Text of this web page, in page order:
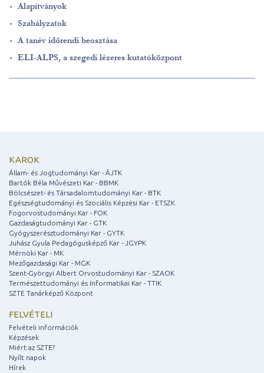
Alapítványok
Szabályzatok
A tanév időrendi beosztása
ELI-ALPS, a szegedi lézeres kutatóközpont
KAROK
Állam- és Jogtudományi Kar - ÁJTK
Bartók Béla Művészeti Kar - BBMK
Bölcsészet- és Társadalomtudományi Kar - BTK
Egészségtudományi és Szociális Képzési Kar - ETSZK
Fogorvostudományi Kar - FOK
Gazdaságtudományi Kar - GTK
Gyógyszerésztudományi Kar - GYTK
Juhász Gyula Pedagógusképző Kar - JGYPK
Mérnöki Kar - MK
Mezőgazdasági Kar - MGK
Szent-Györgyi Albert Orvostudományi Kar - SZAOK
Természettudományi és Informatikai Kar - TTIK
SZTE Tanárképző Központ
FELVÉTELI
Felvételi információk
Képzések
Miért az SZTE?
Nyílt napok
Hírek